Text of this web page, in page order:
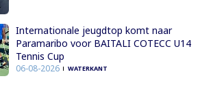
Internationale jeugdtop komt naar
Paramaribo voor BAITALI COTECC U14
Tennis Cup
06-08-2026 WATERKANT